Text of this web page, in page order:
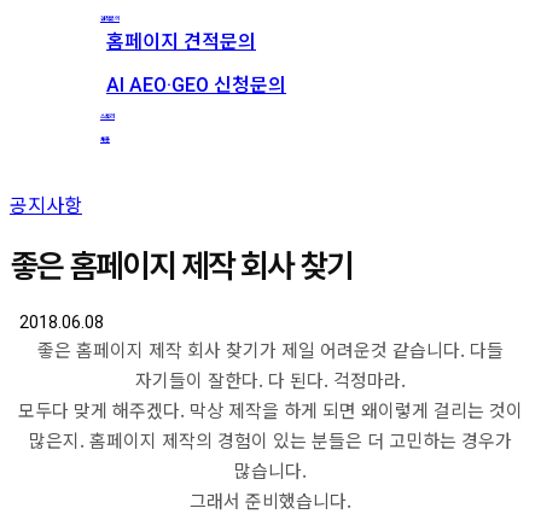
견적문의
홈페이지 견적문의
AI AEO·GEO 신청문의
스토리
채용
공지사항
좋은 홈페이지 제작 회사 찾기
2018.06.08
좋은 홈페이지 제작 회사 찾기가 제일 어려운것 같습니다. 다들
자기들이 잘한다. 다 된다. 걱정마라.
모두다 맞게 해주겠다. 막상 제작을 하게 되면 왜이렇게 걸리는 것이
많은지. 홈페이지 제작의 경험이 있는 분들은 더 고민하는 경우가
많습니다.
그래서 준비했습니다.